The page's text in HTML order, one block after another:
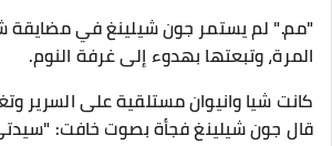
"مم." لم يستمر جون شيلينغ في مضايقة
المرة، وتبعتها بهدوء إلى غرفة النوم.
كانت شيا وانيوان مستلقية على السرير
قال جون شيلينغ فجأة بصوت خافت: